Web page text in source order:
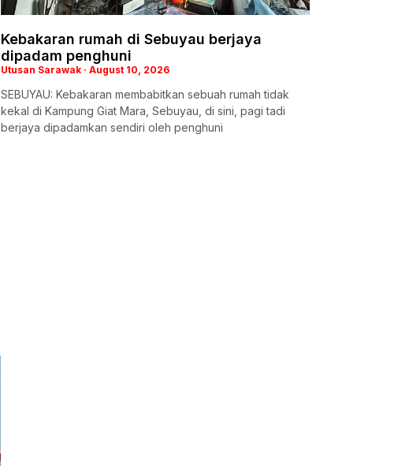
Kebakaran rumah di Sebuyau berjaya
dipadam penghuni
Utusan Sarawak August 10, 2026
SEBUYAU: Kebakaran membabitkan sebuah rumah tidak
kekal di Kampung Giat Mara, Sebuyau, di sini, pagi tadi
berjaya dipadamkan sendiri oleh penghuni